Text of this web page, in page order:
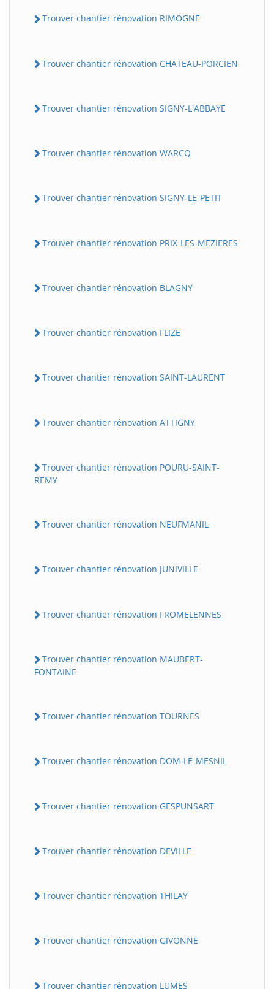
Trouver chantier rénovation RIMOGNE
Trouver chantier rénovation CHATEAU-PORCIEN
Trouver chantier rénovation SIGNY-L'ABBAYE
Trouver chantier rénovation WARCQ
Trouver chantier rénovation SIGNY-LE-PETIT
Trouver chantier rénovation PRIX-LES-MEZIERES
Trouver chantier rénovation BLAGNY
Trouver chantier rénovation FLIZE
Trouver chantier rénovation SAINT-LAURENT
Trouver chantier rénovation ATTIGNY
Trouver chantier rénovation POURU-SAINT-
REMY
Trouver chantier rénovation NEUFMANIL
Trouver chantier rénovation JUNIVILLE
Trouver chantier rénovation FROMELENNES
Trouver chantier rénovation MAUBERT-
FONTAINE
Trouver chantier rénovation TOURNES
Trouver chantier rénovation DOM-LE-MESNIL
Trouver chantier rénovation GESPUNSART
Trouver chantier rénovation DEVILLE
Trouver chantier rénovation THILAY
Trouver chantier rénovation GIVONNE
Trouver chantier rénovation LUMES